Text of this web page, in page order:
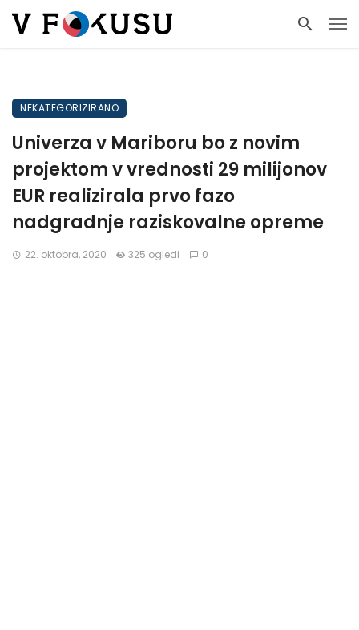
NEKATEGORIZIRANO
Univerza v Mariboru bo z novim
projektom v vrednosti 29 milijonov
EUR realizirala prvo fazo
nadgradnje raziskovalne opreme
22. oktobra, 2020 325 ogledi 0